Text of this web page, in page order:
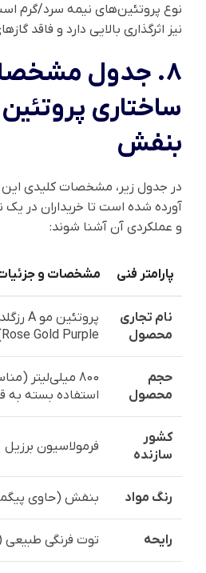
نوع پروتئین‌های نیمه سرد/گرم
نیز اثرگذاری بالایی دارد و فاقد
8. جدول
بنفش
در جدول زیر، مشخصات کلیدی
آورده شده است تا خریداران در یک
و عملکردی آن آشنا شوند:
پارامتر فنی مشخصات و
نام تجاری
محصول
Rose Gold Purple)
حجم
محصول
استفاده بسته به
کشور
سازنده
فرمولاسیون برزیل
رنگ مواد بنفش (حاوی
رایحه توت فرنگی طبیعی